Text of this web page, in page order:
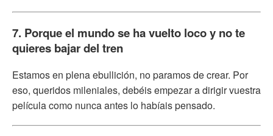
7. Porque el mundo se ha vuelto loco y no te
quieres bajar del tren
Estamos en plena ebullición, no paramos de crear. Por
eso, queridos mileniales, debéis empezar a dirigir vuestra
película como nunca antes lo habíais pensado.